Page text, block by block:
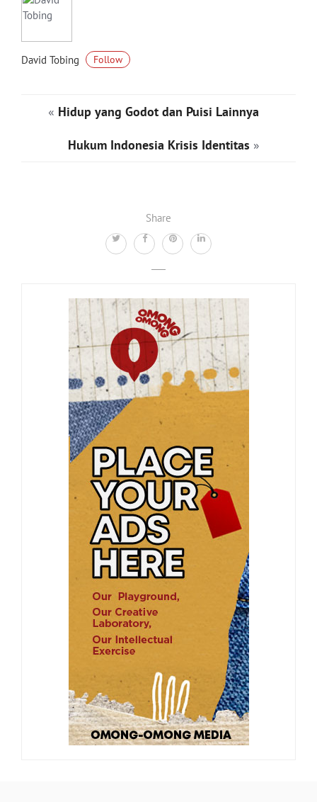
Share
David Tobing Follow
« Hidup yang Godot dan Puisi Lainnya
Hukum Indonesia Krisis Identitas »